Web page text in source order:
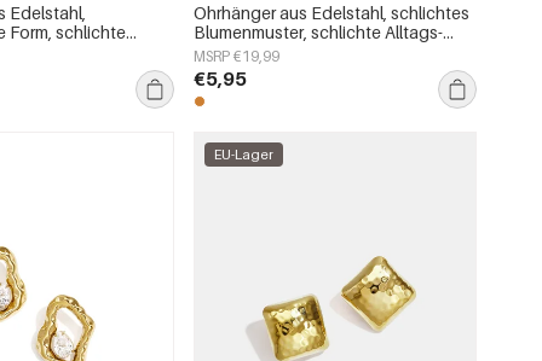
Edelstahl,
Form, schlichte
Ohrhänger aus Edelstahl, schlichtes
Blumenmuster, schlichte Alltags-
Serie, Damenschmuck
MSRP €19,99
€5,95
EU-Lager